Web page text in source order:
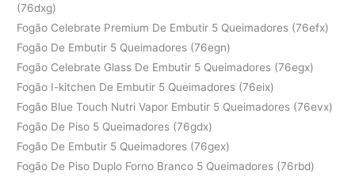
(76dxg)
Fogão Celebrate Premium De Embutir 5 Queimadores (76efx)
Fogão De Embutir 5 Queimadores (76egn)
Fogão Celebrate Glass De Embutir 5 Queimadores (76egx)
Fogão I-kitchen De Embutir 5 Queimadores (76eix)
Fogão Blue Touch Nutri Vapor Embutir 5 Queimadores (76evx)
Fogão De Piso 5 Queimadores (76gdx)
Fogão De Embutir 5 Queimadores (76gex)
Fogão De Piso Duplo Forno Branco 5 Queimadores (76rbd)